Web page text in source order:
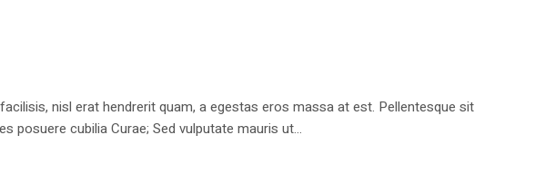
nisl erat hendrerit quam, a egestas eros massa at est. Pellentesque sit
cubilia Curae; Sed vulputate mauris ut...